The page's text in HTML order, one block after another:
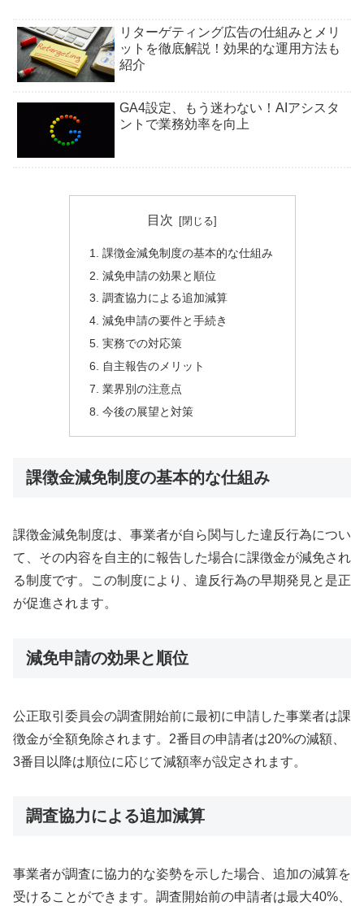
リターゲティング広告の仕組みとメリ
ットを徹底解説！効果的な運用方法も
紹介
GA4設定、もう迷わない！AIアシスタ
ントで業務効率を向上
目次
課徴金減免制度の基本的な仕組み
減免申請の効果と順位
調査協力による追加減算
減免申請の要件と手続き
実務での対応策
自主報告のメリット
業界別の注意点
今後の展望と対策
課徴金減免制度の基本的な仕組み
課徴金減免制度は、事業者が自ら関与した違反行為につい
て、その内容を自主的に報告した場合に課徴金が減免され
る制度です。この制度により、違反行為の早期発見と是正
が促進されます。
減免申請の効果と順位
公正取引委員会の調査開始前に最初に申請した事業者は課
徴金が全額免除されます。2番目の申請者は20%の減額、
3番目以降は順位に応じて減額率が設定されます。
調査協力による追加減算
事業者が調査に協力的な姿勢を示した場合、追加の減算を
受けることができます。調査開始前の申請者は最大40%、